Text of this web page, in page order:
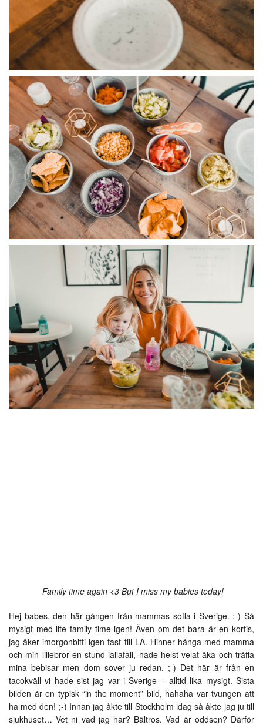
Family time again <3 But I miss my babies today!
Hej babes, den här gången från mammas soffa i Sverige. :-) Så
mysigt med lite family time igen! Även om det bara är en kortis,
jag åker imorgonbitti igen fast till LA. Hinner hänga med mamma
och min lillebror en stund iallafall, hade helst velat åka och träffa
mina bebisar men dom sover ju redan. ;-) Det här är från en
tacokväll vi hade sist jag var i Sverige – alltid lika mysigt. Sista
bilden är en typisk “in the moment” bild, hahaha var tvungen att
ha med den! ;-) Innan jag åkte till Stockholm idag så åkte jag ju till
sjukhuset… Vet ni vad jag har? Bältros. Vad är oddsen? Därför